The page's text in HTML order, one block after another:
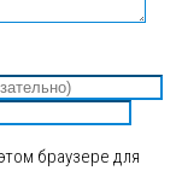
браузере для